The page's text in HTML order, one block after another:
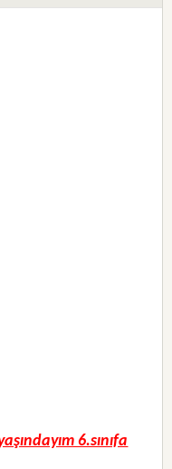
6.sınıfa